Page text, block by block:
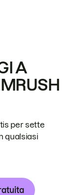
A
per sette
qualsiasi